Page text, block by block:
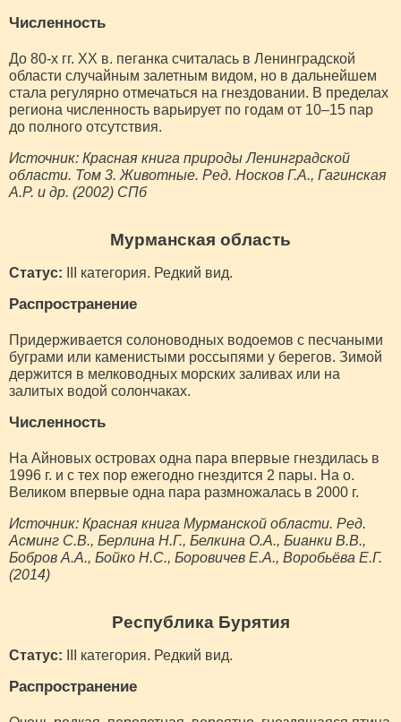
Численность
До 80-х гг. ХХ в. пеганка считалась в Ленинградской
области случайным залетным видом, но в дальнейшем
стала регулярно отмечаться на гнездовании. В пределах
региона численность варьирует по годам от 10–15 пар
до полного отсутствия.
Источник: Красная книга природы Ленинградской
области. Том 3. Животные. Ред. Носков Г.А., Гагинская
А.Р. и др. (2002) СПб
Мурманская область
Статус: III категория. Редкий вид.
Распространение
Придерживается солоноводных водоемов с песчаными
буграми или каменистыми россыпями у берегов. Зимой
держится в мелководных морских заливах или на
залитых водой солончаках.
Численность
На Айновых островах одна пара впервые гнездилась в
1996 г. и с тех пор ежегодно гнездится 2 пары. На о.
Великом впервые одна пара размножалась в 2000 г.
Источник: Красная книга Мурманской области. Ред.
Асминг С.В., Берлина Н.Г., Белкина О.А., Бианки В.В.,
Бобров А.А., Бойко Н.С., Боровичев Е.А., Воробьёва Е.Г.
(2014)
Республика Бурятия
Статус: III категория. Редкий вид.
Распространение